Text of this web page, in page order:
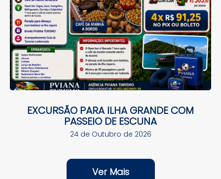
EXCURSÃO PARA ILHA GRANDE COM
PASSEIO DE ESCUNA
24 de Outubro de 2026
Ver Mais